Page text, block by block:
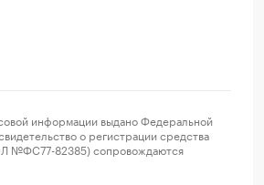
информации выдано Федеральной
о регистрации средства
№ФС77-82385) сопровождаются